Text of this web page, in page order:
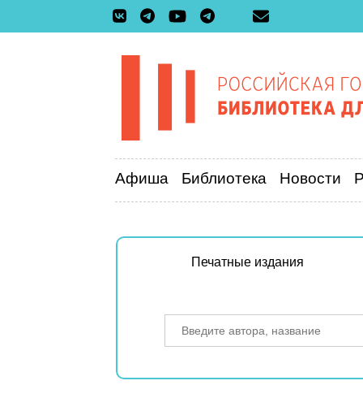
Афиша Библиотека Новости
Печатные издания